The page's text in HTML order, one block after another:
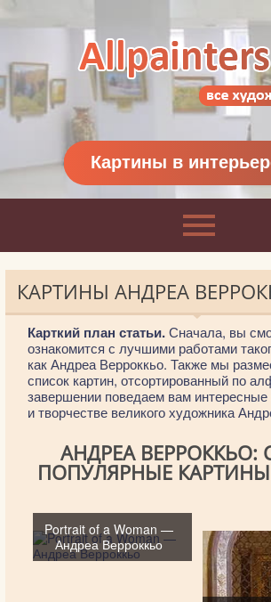
Картины классиков
и современников
Картины в
КАРТИНЫ АНДРЕА
Карткий план статьи.Сначала, вы
ознакомится с лучшими работами
как Андреа Верроккьо. Также мы
список картин, отсортированный по
завершении поведаем вам
и творчестве великого художника
АНДРЕА ВЕРРОККЬО:
ПОПУЛЯРНЫЕ КАРТИНЫ
Portrait of a Woman —
Андреа Верроккьо